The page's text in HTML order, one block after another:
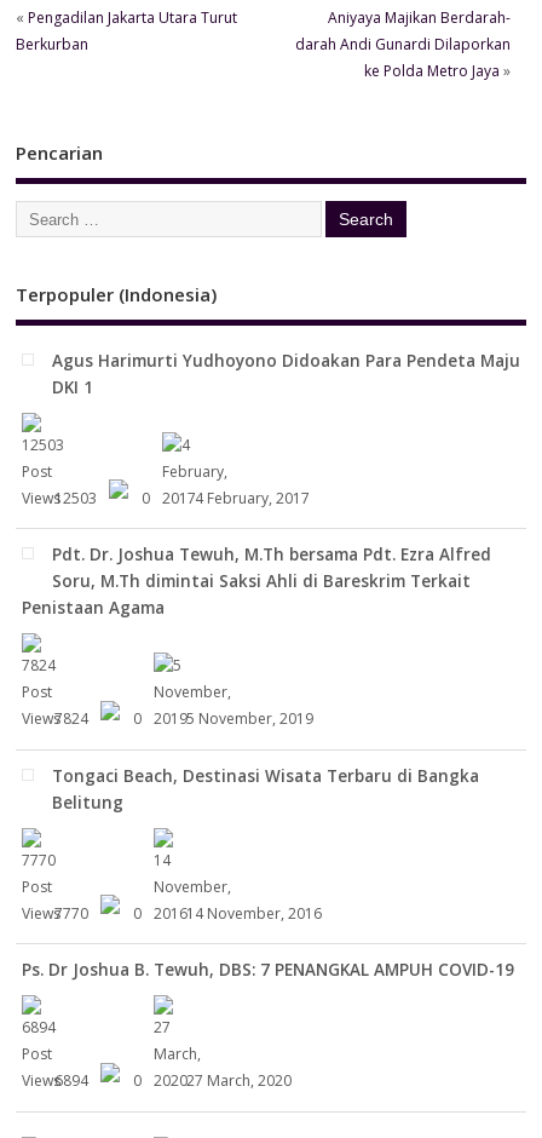
«Pengadilan Jakarta Utara Turut
Berkurban
Aniyaya Majikan Berdarah-
darah Andi Gunardi Dilaporkan
ke Polda Metro Jaya »
Pencarian
Terpopuler (Indonesia)
Agus Harimurti Yudhoyono Didoakan Para Pendeta Maju
DKI 1
12503 0 4 February, 2017
Pdt. Dr. Joshua Tewuh, M.Th bersama Pdt. Ezra Alfred
Soru, M.Th dimintai Saksi Ahli di Bareskrim Terkait
Penistaan Agama
7824 0 5 November, 2019
Tongaci Beach, Destinasi Wisata Terbaru di Bangka
Belitung
7770 0 14 November, 2016
Ps. Dr Joshua B. Tewuh, DBS: 7 PENANGKAL AMPUH COVID-19
6894 0 27 March, 2020